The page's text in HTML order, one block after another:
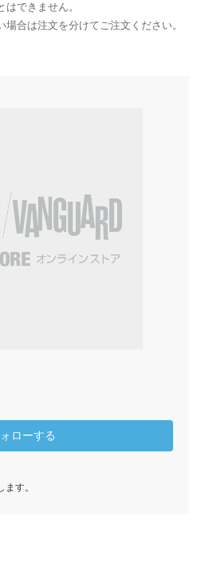
できません。
合は注文を分けてご注文ください。
ローする
す。